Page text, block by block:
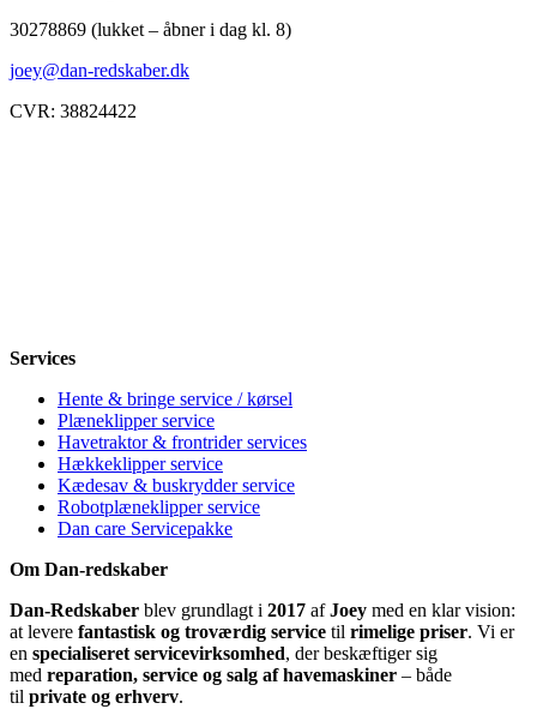
30278869 (lukket – åbner i dag kl. 8)
joey@dan-redskaber.dk
CVR: 38824422
Services
Hente & bringe service / kørsel
Plæneklipper service
Havetraktor & frontrider services
Hækkeklipper service
Kædesav & buskrydder service
Robotplæneklipper service
Dan care Servicepakke
Om Dan-redskaber
Dan-Redskaber blev grundlagt i 2017 afJoey med en klar vision:
at levere fantastisk og troværdig service til rimelige priser. Vi er
en specialiseret servicevirksomhed, der beskæftiger sig
med reparation, service og salg af havemaskiner – både
til private og erhverv.